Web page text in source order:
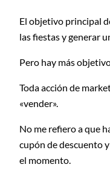
El objetivo principal
las fiestas y generar
Pero hay más
Toda acción de
«vender».
No me refiero a que
cupón de descuento
el momento.